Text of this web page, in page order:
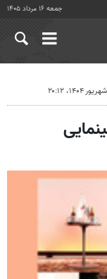
جمعه ۱۶ مرداد ۱۴۰۵